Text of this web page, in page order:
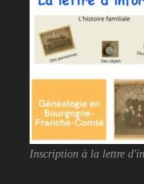
Inscription à la lettre